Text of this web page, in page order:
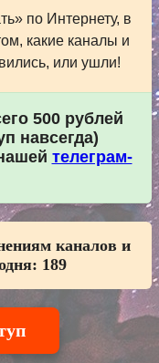
по Интернету, в
какие каналы и
или ушли!
500 рублей
навсегда)
телеграм-
каналов и
189